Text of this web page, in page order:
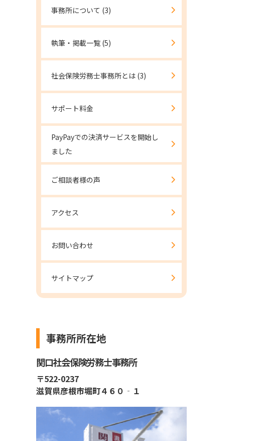
事務所について (3)
執筆・掲載一覧 (5)
社会保険労務士事務所とは (3)
サポート料金
PayPayでの決済サービスを開始し
ました
ご相談者様の声
アクセス
お問い合わせ
サイトマップ
事務所所在地
関口社会保険労務士事務所
〒522-0237
滋賀県彦根市堀町４６０‐１